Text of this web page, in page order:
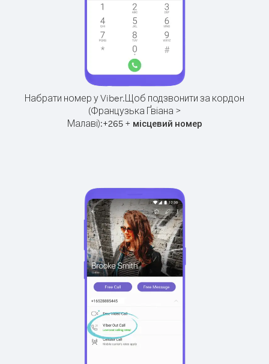
Набрати номер у Viber.Щоб подзвонити за кордон
(Французька Ґвіана >
Малаві):+265+ місцевий номер